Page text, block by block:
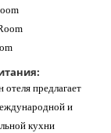
отеля предлагает
и
кухни